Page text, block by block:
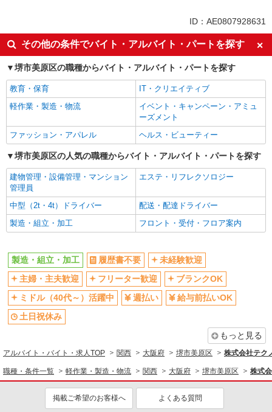
土日祝休み
車通勤OK
交通費支給
社会保険あり
ID：AE0807928631
その他の条件でバイト・アルバイト・パートを探す
堺市美原区の職種からバイト・アルバイト・パートを探す
教育・保育
IT・クリエイティブ
軽作業・製造・物流
イベント・キャンペーン・アミュ
ーズメント
ファッション・アパレル
ヘルス・ビューティー
堺市美原区の人気の職種からバイト・アルバイト・パートを探す
建物管理・設備管理・マンション
管理員
エステ・リフレクソロジー
中型（2t・4t）ドライバー
配送・配達ドライバー
製造・組立・加工
フロント・受付・フロア案内
製造・組立・加工 履歴書不要
未経験歓迎
主婦・主夫歓迎
フリーター歓迎
ブランクOK
ミドル（40代～）活躍中
週払い
給与前払いOK
土日祝休み
もっと見る
アルバイト・バイト・求人TOP 関西 大阪府 堺市美原区 株式会社テク
職種・条件一覧 軽作業・製造・物流 関西 大阪府 堺市美原区 株式
掲載ご希望のお客様へ よくある質問